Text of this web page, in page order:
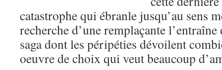
catastrophe qui ébranle jusqu’au sens
recherche d’une remplaçante
saga dont les péripéties dévoilent
oeuvre de choix qui veut beaucoup